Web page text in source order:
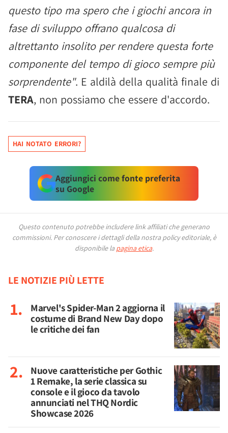
questo tipo ma spero che i giochi ancora in
fase di sviluppo offrano qualcosa di
altrettanto insolito per rendere questa forte
componente del tempo di gioco sempre più
sorprendente". E aldilà della qualità finale di
TERA, non possiamo che essere d'accordo.
HAI NOTATO ERRORI?
Aggiungici come fonte preferita
su Google
Questo contenuto potrebbe includere link affiliati che generano
commissioni. Per conoscere i dettagli della nostra policy editoriale, è
disponibile la pagina etica.
LE NOTIZIE PIÙ LETTE
Marvel's Spider-Man 2 aggiorna il
costume di Brand New Day dopo
le critiche dei fan
Nuove caratteristiche per Gothic
1 Remake, la serie classica su
console e il gioco da tavolo
annunciati nel THQ Nordic
Showcase 2026